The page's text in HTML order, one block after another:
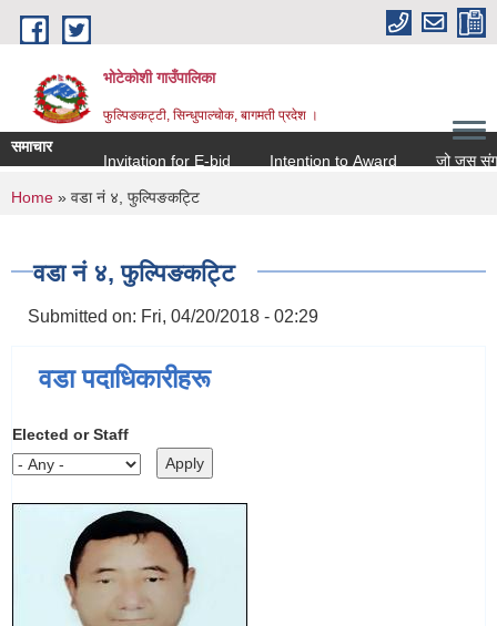
Skip to main content
भोटेकोशी गाउँपालिका
फुल्पिङकट्टी, सिन्धुपाल्चोक, बागमती प्रदेश ।
समाचार
Invitation for E-bid
Intention to Award जो जस संग
You are here
Home » वडा नं ४, फुल्पिङकट्टि
वडा नं ४, फुल्पिङकट्टि
Submitted on: Fri, 04/20/2018 - 02:29
वडा पदाधिकारीहरू
Elected or Staff